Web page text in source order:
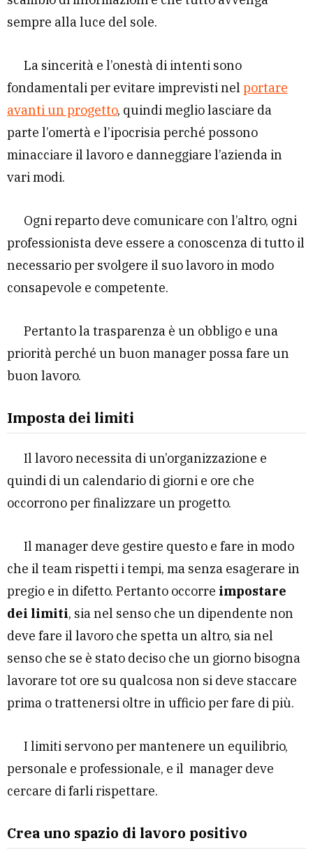
sempre alla luce del sole.
La sincerità e l’onestà di intenti sono
fondamentali per evitare imprevisti nel portare
avanti un progetto, quindi meglio lasciare da
parte l’omertà e l’ipocrisia perché possono
minacciare il lavoro e danneggiare l’azienda in
vari modi.
Ogni reparto deve comunicare con l’altro, ogni
professionista deve essere a conoscenza di tutto il
necessario per svolgere il suo lavoro in modo
consapevole e competente.
Pertanto la trasparenza è un obbligo e una
priorità perché un buon manager possa fare un
buon lavoro.
Imposta dei limiti
Il lavoro necessita di un’organizzazione e
quindi di un calendario di giorni e ore che
occorrono per finalizzare un progetto.
Il manager deve gestire questo e fare in modo
che il team rispetti i tempi, ma senza esagerare in
pregio e in difetto. Pertanto occorre impostare
dei limiti, sia nel senso che un dipendente non
deve fare il lavoro che spetta un altro, sia nel
senso che se è stato deciso che un giorno bisogna
lavorare tot ore su qualcosa non si deve staccare
prima o trattenersi oltre in ufficio per fare di più.
I limiti servono per mantenere un equilibrio,
personale e professionale, e il manager deve
cercare di farli rispettare.
Crea uno spazio di lavoro positivo